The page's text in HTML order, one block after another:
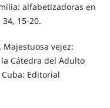
alfabetizadoras en
15-20.
Majestuosa vejez:
Cátedra del Adulto
Editorial